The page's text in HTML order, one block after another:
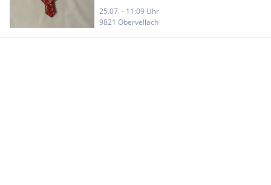
25.07. - 11:09 Uhr
9821 Obervellach